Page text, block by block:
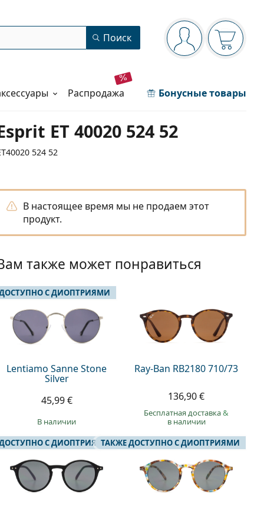
Панель навигации
Вы вошли вВаша
Поиск
распродажа Бонусные товары
ET 40020 524 52
524 52
В настоящее время мы не продаем этот
продукт.
также может понравиться
Lentiamo Sanne Stone
Silver
ДОСТУПНО С ДИОПТРИЯМИ
45,99 €
в наличии
Ray-Ban RB2180 710/73
136,90 €
Бесплатная доставка&
в наличии
ДОСТУПНО С ДИОПТРИЯМИТАКЖЕ ДОСТУПНО С ДИОПТРИЯМИ